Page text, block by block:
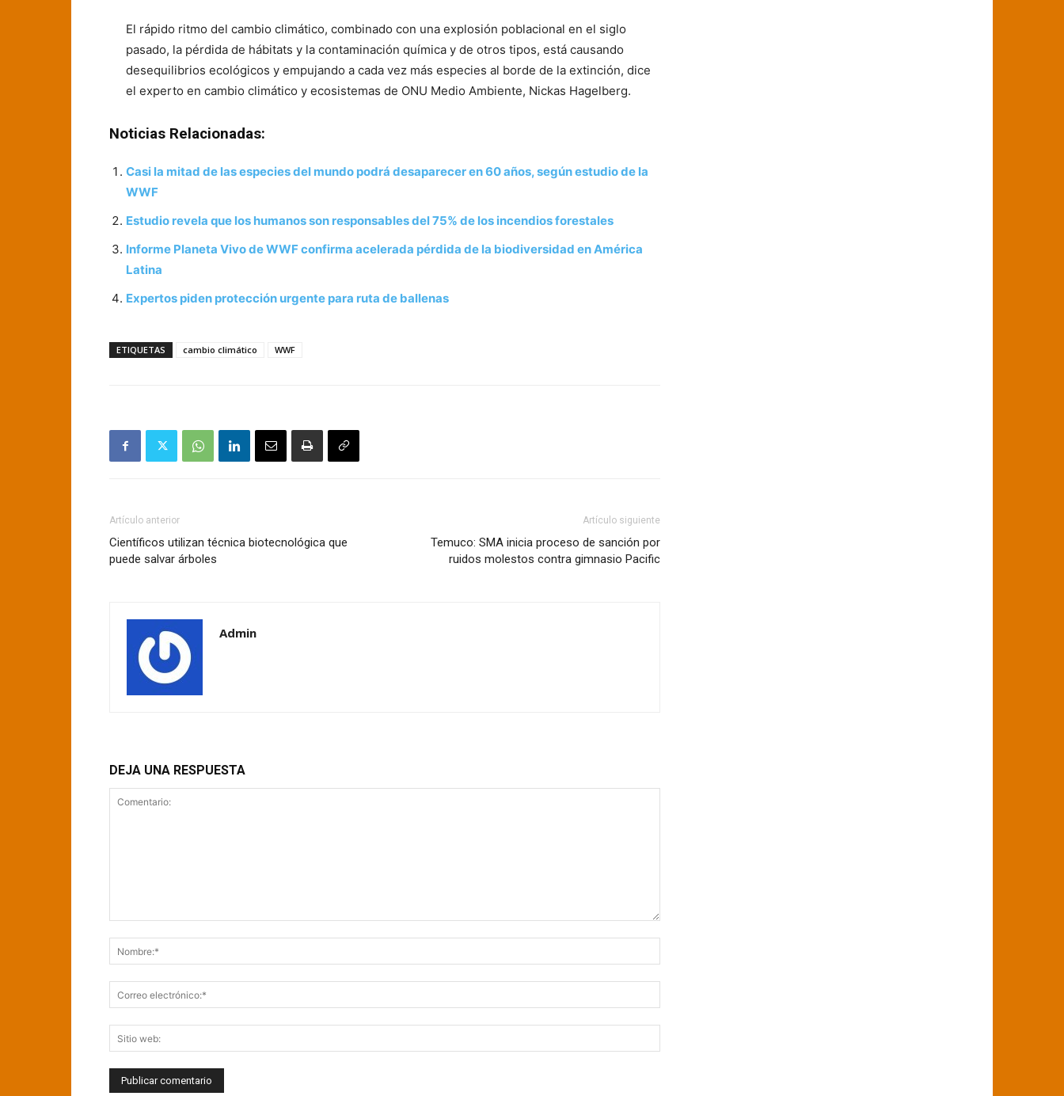
El rápido ritmo del cambio climático, combinado con una explosión poblacional en el siglo
pasado, la pérdida de hábitats y la contaminación química y de otros tipos, está causando
desequilibrios ecológicos y empujando a cada vez más especies al borde de la extinción, dice
el experto en cambio climático y ecosistemas de ONU Medio Ambiente, Nickas Hagelberg.
Noticias Relacionadas:
Casi la mitad de las especies del mundo podrá desaparecer en 60 años, según estudio de la
WWF
Estudio revela que los humanos son responsables del 75% de los incendios forestales
Informe Planeta Vivo de WWF confirma acelerada pérdida de la biodiversidad en América
Latina
Expertos piden protección urgente para ruta de ballenas
ETIQUETAS cambio climático WWF
Artículo anterior
Científicos utilizan técnica biotecnológica que
puede salvar árboles
Artículo siguiente
Temuco: SMA inicia proceso de sanción por
ruidos molestos contra gimnasio Pacific
Admin
DEJA UNA RESPUESTA